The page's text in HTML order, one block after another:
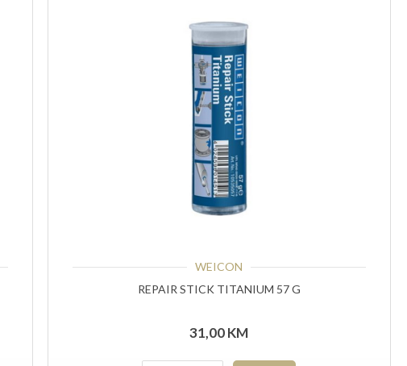
WEICON
REPAIR STICK TITANIUM 57 G
31,00KM